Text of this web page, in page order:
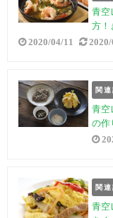
青空
方！
2020/04/11 2020/
関
青空
の作
関
青空